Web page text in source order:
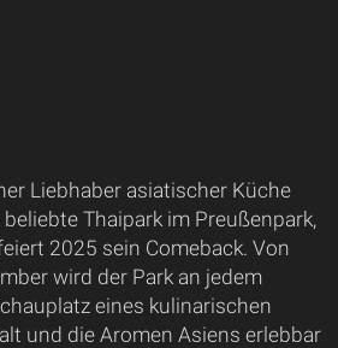
Liebhaber asiatischer Küche
Thaipark im Preußenpark,
2025 sein Comeback. Von
wird der Park an jedem
eines kulinarischen
und die Aromen Asiens erlebbar